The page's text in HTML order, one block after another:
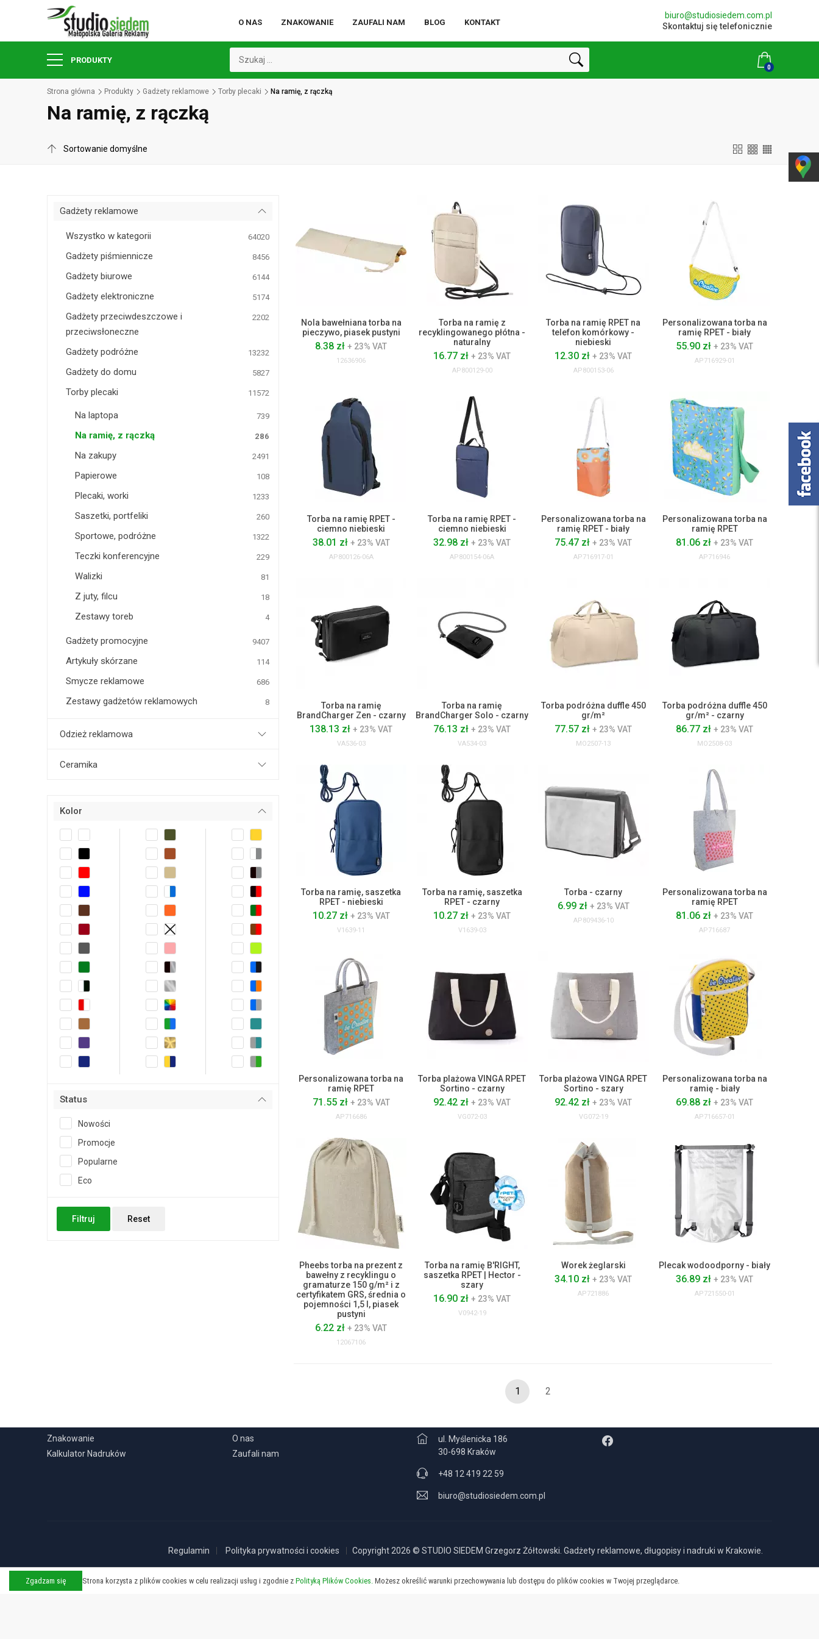
O NAS ZNAKOWANIE ZAUFALI NAM BLOG KONTAKT
biuro@studiosiedem.com.pl
Skontaktuj się telefonicznie
PRODUKTY
0
Strona główna Produkty Gadżety reklamowe Torby plecaki Na ramię, z rączką
Na ramię, z rączką
Gadżety reklamowe
Wszystko w kategorii 64020
Gadżety piśmiennicze 8456
Gadżety biurowe 6144
Gadżety elektroniczne 5174
Gadżety przeciwdeszczowe i
przeciwsłoneczne
2202
Gadżety podróżne 13232
Gadżety do domu 5827
Torby plecaki 11572
Na laptopa 739
Na ramię, z rączką 286
Na zakupy 2491
Papierowe 108
Plecaki, worki 1233
Saszetki, portfeliki 260
Sportowe, podróżne 1322
Teczki konferencyjne 229
Walizki 81
Z juty, filcu 18
Zestawy toreb 4
Gadżety promocyjne 9407
Artykuły skórzane 114
Smycze reklamowe 686
Zestawy gadżetów reklamowych 8
Odzież reklamowa
Ceramika
Kolor
Status
Nowości
Promocje
Popularne
Eco
Filtruj Reset
Nola bawełniana torba na
pieczywo, piasek pustyni
8.38 zł+ 23% VAT
12636906
Torba na ramię z
recyklingowanego płótna -
naturalny
16.77 zł+ 23% VAT
AP800129-00
Torba na ramię RPET na
telefon komórkowy -
niebieski
12.30 zł+ 23% VAT
AP800153-06
Personalizowana torba na
ramię RPET - biały
55.90 zł+ 23% VAT
AP716929-01
Torba na ramię RPET -
ciemno niebieski
38.01 zł + 23% VAT
AP800126-06A
Torba na ramię RPET -
ciemno niebieski
32.98 zł+ 23% VAT
AP800154-06A
Personalizowana torba na
ramię RPET - biały
75.47 zł+ 23% VAT
AP716917-01
Personalizowana torba na
ramię RPET
81.06 zł+ 23% VAT
AP716946
Torba na ramię
BrandCharger Zen - czarny
138.13 zł+ 23% VAT
VA536-03
Torba na ramię
BrandCharger Solo - czarny
76.13 zł+ 23% VAT
VA534-03
Torba podróżna duffle 450
gr/m²
77.57 zł+ 23% VAT
MO2507-13
Torba podróżna duffle 450
gr/m² - czarny
86.77 zł+ 23% VAT
MO2508-03
Torba na ramię, saszetka
RPET - niebieski
10.27 zł + 23% VAT
V1639-11
Torba na ramię, saszetka
RPET - czarny
10.27 zł+ 23% VAT
V1639-03
Torba - czarny
6.99 zł + 23% VAT
AP809436-10
Personalizowana torba na
ramię RPET
81.06 zł+ 23% VAT
AP716687
Personalizowana torba na
ramię RPET
71.55 zł + 23% VAT
AP716686
Torba plażowa VINGA RPET
Sortino - czarny
92.42 zł+ 23% VAT
VG072-03
Torba plażowa VINGA RPET
Sortino - szary
92.42 zł+ 23% VAT
VG072-19
Personalizowana torba na
ramię - biały
69.88 zł+ 23% VAT
AP716657-01
Pheebs torba na prezent z
bawełny z recyklingu o
gramaturze 150 g/m² i z
certyfikatem GRS, średnia o
pojemności 1,5 l, piasek
pustyni
6.22 zł+ 23% VAT
12067106
Torba na ramię B'RIGHT,
saszetka RPET | Hector -
szary
16.90 zł+ 23% VAT
V0942-19
Worek żeglarski
34.10 zł+ 23% VAT
AP721886
Plecak wodoodporny - biały
36.89 zł+ 23% VAT
AP721550-01
1 2
Znakowanie
Kalkulator Nadruków
O nas
Zaufali nam
ul. Myślenicka 186
30-698 Kraków
+48 12 419 22 59
biuro@studiosiedem.com.pl
Regulamin Polityka prywatności i cookies Copyright 2026 © STUDIO SIEDEM Grzegorz Żółtowski. Gadżety reklamowe, długopisy i nadruki w Krakowie.
Zgadzam się Strona korzysta z plików cookies w celu realizacji usług i zgodnie z Polityką Plików Cookies. Możesz określić warunki przechowywania lub dostępu do plików cookies w Twojej przeglądarce.